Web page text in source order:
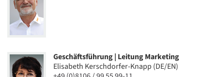
Geschäftsführung | Leitung Marketing
Elisabeth Kerschdorfer-Knapp (DE/EN)